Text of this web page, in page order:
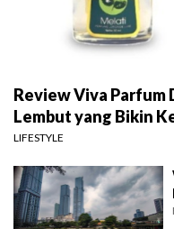
Review Viva Parfum
Lembut yang Bikin
LIFESTYLE